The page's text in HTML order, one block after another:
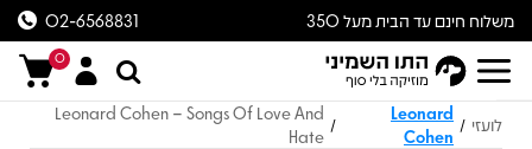
משלוח חינם עד הבית מעל 350
ש״ח
02-6568831
0
לועזי /
Leonard
Cohen
/
Leonard Cohen – Songs Of Love And
Hate